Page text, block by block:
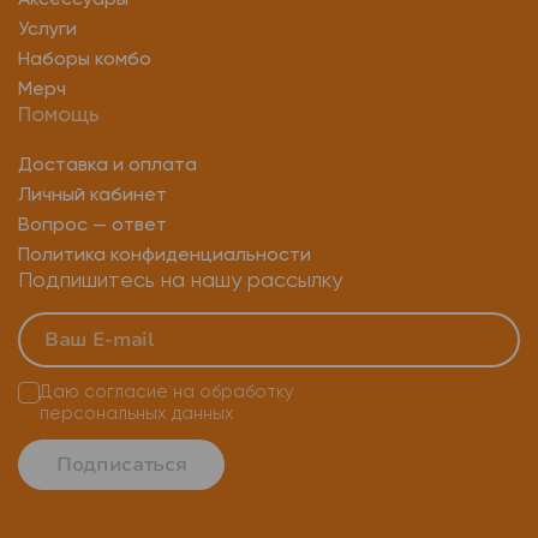
Yubikey security key nfc
Аппаратный ключ безопасности
Аппаратные лицензионные ключи
Услуги
Наборы комбо
Мерч
Помощь
Доставка и оплата
Личный кабинет
Вопрос — ответ
Политика конфиденциальности
Подпишитесь на нашу рассылку
Подписаться
Даю согласие на обработку
персональных данных